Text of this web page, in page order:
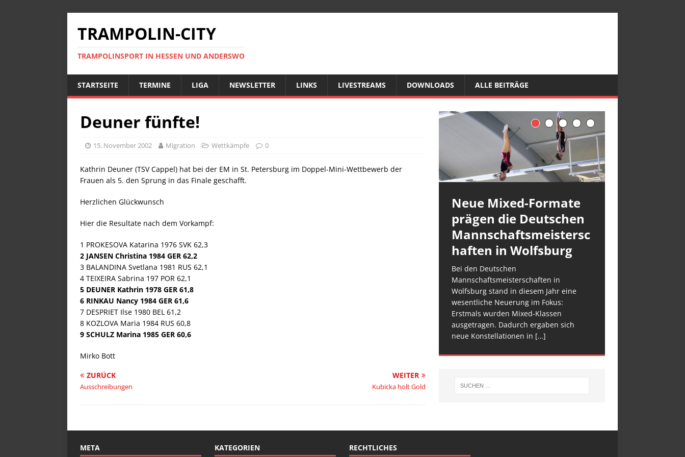
TRAMPOLIN-CITY
TRAMPOLINSPORT IN HESSEN UND ANDERSWO
STARTSEITE TERMINE LIGA NEWSLETTER LINKS LIVESTREAMS DOWNLOADS ALLE BEITRÄGE
Deuner fünfte!
15. November 2002 Migration Wettkämpfe 0
Kathrin Deuner (TSV Cappel) hat bei der EM in St. Petersburg im Doppel-Mini-Wettbewerb der
Frauen als 5. den Sprung in das Finale geschafft.
Herzlichen Glückwunsch
Hier die Resultate nach dem Vorkampf:
1 PROKESOVA Katarina 1976 SVK 62,3
2 JANSEN Christina 1984 GER 62,2
3 BALANDINA Svetlana 1981 RUS 62,1
4 TEIXEIRA Sabrina 197 POR 62,1
5 DEUNER Kathrin 1978 GER 61,8
6 RINKAU Nancy 1984 GER 61,6
7 DESPRIET Ilse 1980 BEL 61,2
8 KOZLOVA Maria 1984 RUS 60,8
9 SCHULZ Marina 1985 GER 60,6
Mirko Bott
ZURÜCK
Ausschreibungen
WEITER
Kubicka holt Gold
Neue Mixed-Formate
prägen die Deutschen
Mannschaftsmeistersc
haften in Wolfsburg
Bei den Deutschen
Mannschaftsmeisterschaften in
Wolfsburg stand in diesem Jahr eine
wesentliche Neuerung im Fokus:
Erstmals wurden Mixed-Klassen
ausgetragen. Dadurch ergaben sich
neue Konstellationen in […]
META KATEGORIEN RECHTLICHES